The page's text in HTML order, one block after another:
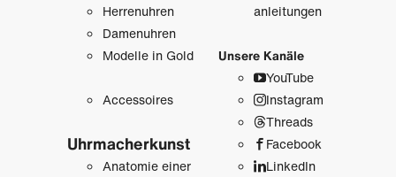
Herrenuhren
Damenuhren
Modelle in Gold
Accessoires
Uhrmacher­kunst
Anatomie einer
anleitungen
Unsere Kanäle
YouTube
Instagram
Threads
Facebook
LinkedIn